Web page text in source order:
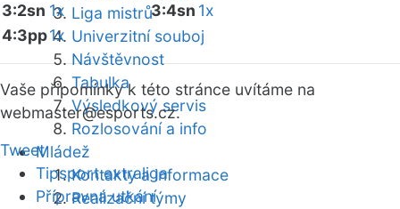
Liga mistrů
Univerzitní souboj
Návštěvnost
Tabulka
Výsledkový servis
Rozlosování a info
Mládež
Kontakty a informace
Realizační týmy
3:2sn 1x
4:3pp1x
3:4sn 1x
Vaše připomínky k této stránce uvítáme na
webmaster@esports.cz.
Tweet
Tipsport extraliga
Přípravná utkání